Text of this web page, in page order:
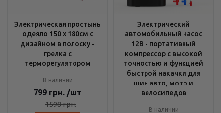
Электрическая простынь
одеяло 150 х 180см с
дизайном в полоску -
грелка с
терморегулятором
В наличии
799 грн. /шт
1598грн.
Электрический
автомобильный насос
12В - портативный
компрессор с высокой
точностью и функцией
быстрой накачки для
шин авто, мото и
велосипедов
В наличии